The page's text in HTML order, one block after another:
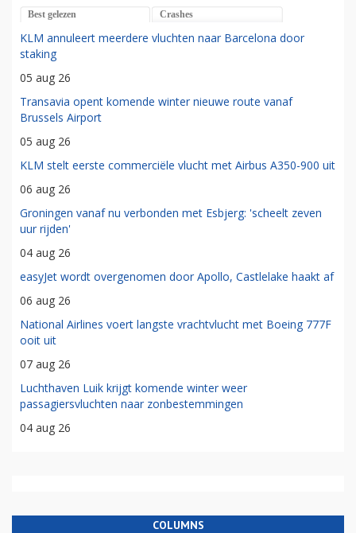
Best gelezen Crashes
KLM annuleert meerdere vluchten naar Barcelona door
staking
05 aug 26
Transavia opent komende winter nieuwe route vanaf
Brussels Airport
05 aug 26
KLM stelt eerste commerciële vlucht met Airbus A350-900 uit
06 aug 26
Groningen vanaf nu verbonden met Esbjerg: 'scheelt zeven
uur rijden'
04 aug 26
easyJet wordt overgenomen door Apollo, Castlelake haakt af
06 aug 26
National Airlines voert langste vrachtvlucht met Boeing 777F
ooit uit
07 aug 26
Luchthaven Luik krijgt komende winter weer
passagiersvluchten naar zonbestemmingen
04 aug 26
COLUMNS